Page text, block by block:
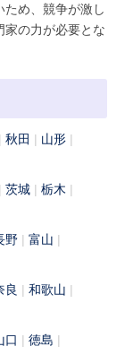
ため、競争が激し
家の力が必要とな
秋田
山形
茨城
栃木
野
富山
良
和歌山
口
徳島